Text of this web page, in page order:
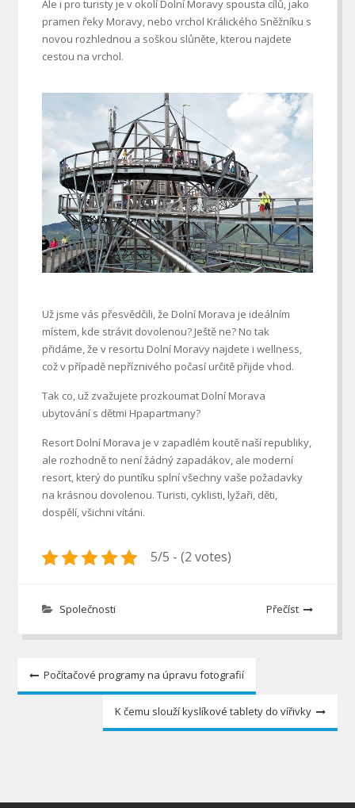
Ale i pro turisty je v okolí Dolní Moravy spousta cílů, jako
pramen řeky Moravy, nebo vrchol Králického Sněžníku s
novou rozhlednou a soškou slůněte, kterou najdete
cestou na vrchol.
Už jsme vás přesvědčili, že Dolní Morava je ideálním
místem, kde strávit dovolenou? Ještě ne? No tak
přidáme, že v resortu Dolní Moravy najdete i wellness,
což v případě nepříznivého počasí určitě přijde vhod.
Tak co, už zvažujete prozkoumat Dolní Morava
ubytování s dětmi Hpapartmany?
Resort Dolní Morava je v zapadlém koutě naší republiky,
ale rozhodně to není žádný zapadákov, ale moderní
resort, který do puntíku splní všechny vaše požadavky
na krásnou dovolenou. Turisti, cyklisti, lyžaři, děti,
dospělí, všichni vítáni.
5/5 - (2 votes)
Společnosti Přečíst
Navigace
pro
Počítačové programy na úpravu fotografií
K čemu slouží kyslíkové tablety do vířivky